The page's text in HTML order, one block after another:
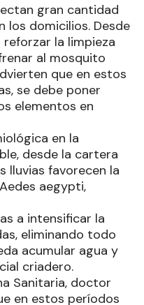
gran cantidad
los domicilios. Desde
reforzar la limpieza
al mosquito
que en estos
se debe poner
elementos en
en la
desde la cartera
lluvias favorecen la
aegypti,
a intensificar la
eliminando todo
acumular agua y
criadero.
Sanitaria, doctor
en estos períodos